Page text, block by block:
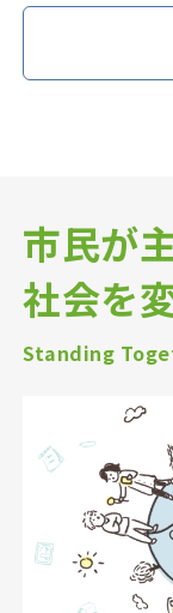
市民が
社会を
Standing